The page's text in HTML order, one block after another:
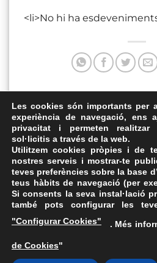
<li>No hi ha
Aquesta entrada va ser publicada
elEnllaç permanent.
Plaça 1 d’Octubre de Valls
FAQs
ASSEMBLEA
Carrer de la Marina, 315, 08025
Les cookies són importants per
experiència de navegació, ens
privacitat i permeten
sol·licitis a través de la web.
Utilitzem cookies pròpies i de
nostres serveis i mostrar-te
teves preferències sobre la base
teus hàbits de navegació (per
Si consents la seva instal·lació
també pots configurar les
"Configurar Cookies"
. Més
de Cookies"